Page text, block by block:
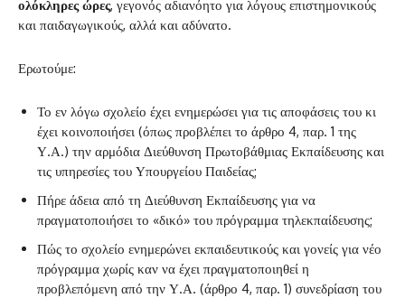
ολόκληρες ώρες, γεγονός αδιανόητο για λόγους επιστημονικούς
και παιδαγωγικούς, αλλά και αδύνατο.
Ερωτούμε:
Το εν λόγω σχολείο έχει ενημερώσει για τις αποφάσεις του κι
έχει κοινοποιήσει (όπως προβλέπει το άρθρο 4, παρ. 1 της
Υ.Α.) την αρμόδια Διεύθυνση Πρωτοβάθμιας Εκπαίδευσης και
τις υπηρεσίες του Υπουργείου Παιδείας;
Πήρε άδεια από τη Διεύθυνση Εκπαίδευσης για να
πραγματοποιήσει το «δικό» του πρόγραμμα τηλεκπαίδευσης;
Πώς το σχολείο ενημερώνει εκπαιδευτικούς και γονείς για νέο
πρόγραμμα χωρίς καν να έχει πραγματοποιηθεί η
προβλεπόμενη από την Υ.Α. (άρθρο 4, παρ. 1) συνεδρίαση του